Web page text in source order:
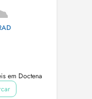
em Doctena